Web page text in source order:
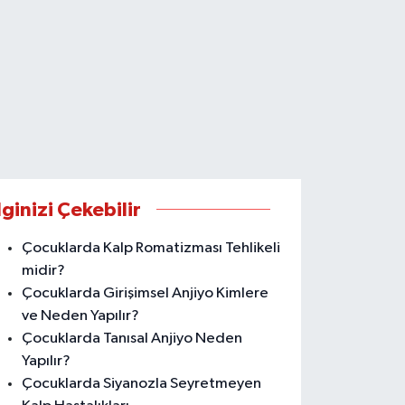
Çekebilir
Çocuklarda Kalp Romatizması Tehlikeli
midir?
Çocuklarda Girişimsel Anjiyo Kimlere
ve Neden Yapılır?
Çocuklarda Tanısal Anjiyo Neden
Yapılır?
Çocuklarda Siyanozla Seyretmeyen